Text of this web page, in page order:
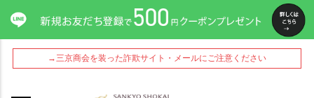
→三京商会を装った詐欺サイト・メールにご注意ください
ペー
ジト
ップ
へ